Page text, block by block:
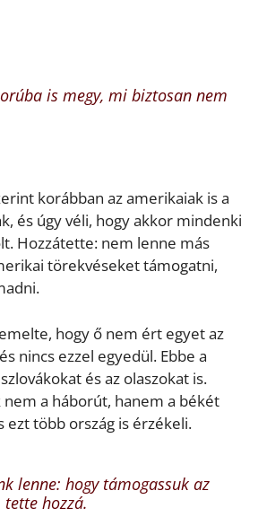
is megy, mi biztosan nem
korábban az amerikaiak is a
és úgy véli, hogy akkor mindenki
Hozzátette: nem lenne más
törekvéseket támogatni,
hogy ő nem ért egyet az
nincs ezzel egyedül. Ebbe a
és az olaszokat is.
nem a háborút, hanem a békét
ezt több ország is érzékeli.
lenne: hogy támogassuk az
hozzá.